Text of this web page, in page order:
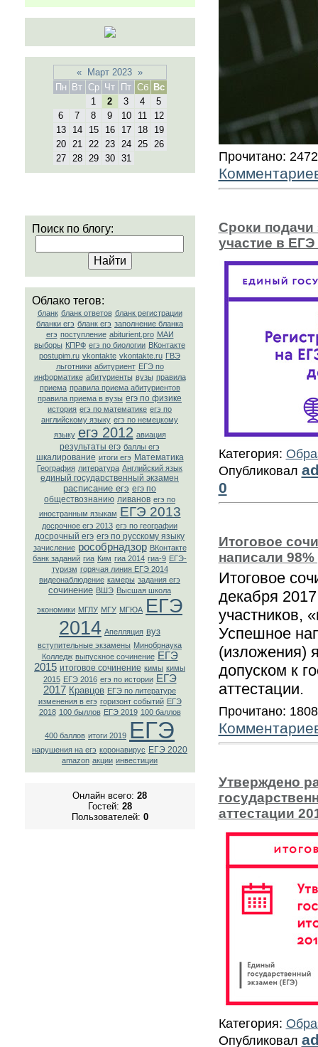
« Март 2023 »
Пн
Вт Ср Чт Пт Сб
Вс
1
2 3 4
5
6
7 8 9 10 11
12
13
14 15 16 17 18
19
20
21 22 23 24 25
26
27
28 29 30 31
Поиск по блогу:
Облако тегов:
бланк бланк ответов бланк регистрации
бланки егэ бланк егэ заполнение бланка
егэ поступление abiturient.pro МАИ
выборы КПРФ егэ по биологии ВКонтакте
postupim.ru vkontakte vkontakte.ru ГВЭ
льготники абитуриент ЕГЭ по
информатике абитуриенты вузы правила
приема правила приема абитуриентов
правила приема в вузы егэ по физике
история егэ по математике егэ по
английскому языку егэ по немецкому
языку егэ 2012 авиация
результаты егэ баллы егэ
шкалирование итоги егэ Математика
География литература Английский язык
единый государственный экзамен
расписание егэ егэ по
обществознанию ливанов егэ по
иностранным языкам ЕГЭ 2013
досрочное егэ 2013 егэ по географии
досрочный егэ егэ по русскому языку
зачисление рособрнадзор ВКонтaкте
банк заданий гиа Ким гиа 2014 гиа-9 ЕГЭ-
туризм горячая линия ЕГЭ 2014
видеонаблюдение камеры задания егэ
сочинение ВШЭ Высшая школа
экономики МГЛУ МГУ МГЮА ЕГЭ
2014 Апелляция вуз
вступительные экзамены Минобрнаука
Колледж выпускное сочинение ЕГЭ
2015 итоговое сочинение кимы кимы
2015 ЕГЭ 2016 егэ по истории ЕГЭ
2017 Кравцов ЕГЭ по литературе
изменения в егэ горизонт событий ЕГЭ
2018 100 быллов ЕГЭ 2019 100 баллов
400 баллов итоги 2019 ЕГЭ
нарушения на егэ коронавирус ЕГЭ 2020
amazon акции инвестиции
Онлайн всего: 28
Гостей: 28
Пользователей: 0
Прочитано:
Cроки подачи
участие в ЕГЭ
Категория:
Опубликовал
0
Итоговое
написали
Итоговое
декабря
участников,
Успешное
(изложения)
допуском к
аттестации.
Прочитано:
Утверждено
аттестации
Категория:
Опубликовал